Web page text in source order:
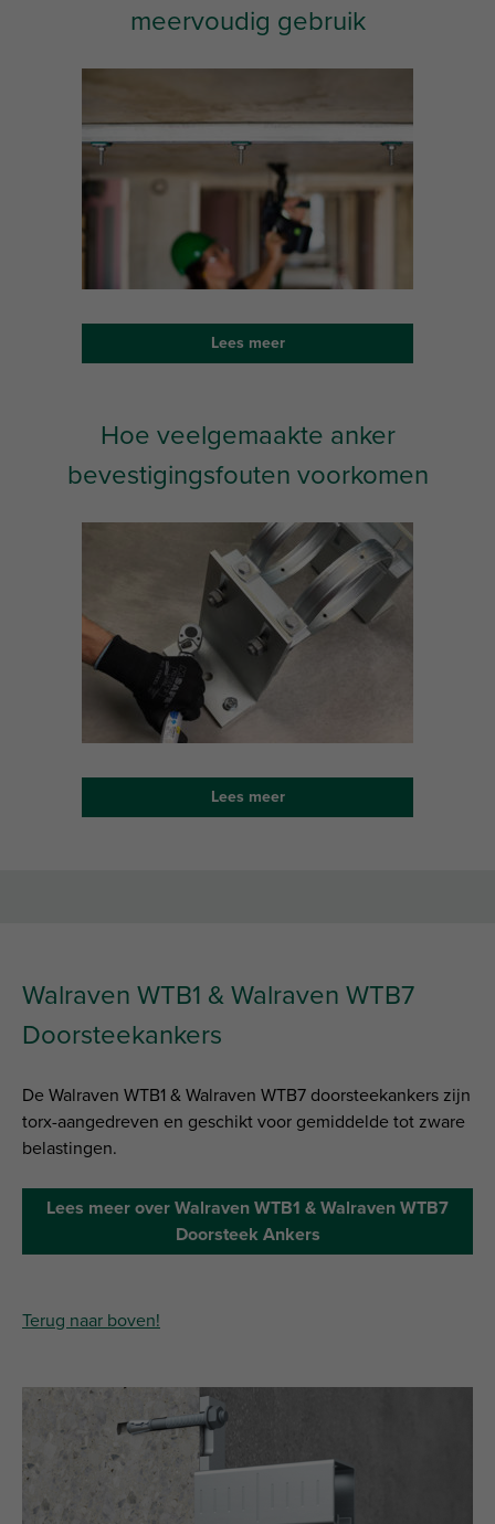
meervoudig gebruik
Lees meer
Hoe veelgemaakte anker
bevestigingsfouten voorkomen
Lees meer
Walraven WTB1 & Walraven WTB7
Doorsteekankers
De Walraven WTB1 & Walraven WTB7 doorsteekankers zijn
torx-aangedreven en geschikt voor gemiddelde tot zware
belastingen.
Lees meer over Walraven WTB1 & Walraven WTB7
Doorsteek Ankers
Terug naar boven!